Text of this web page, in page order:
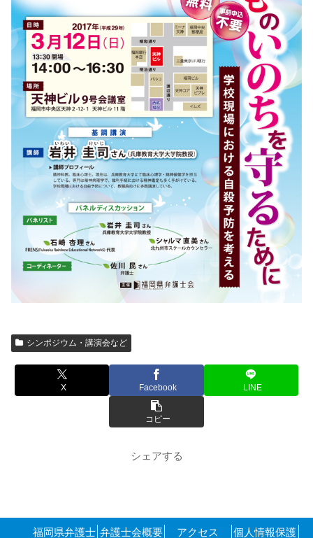
シンポジウム・講演会など
X Facebook LINE
コピー
シェアする
福岡県弁護士 弁護士会概要 アクセス 個人情報保護